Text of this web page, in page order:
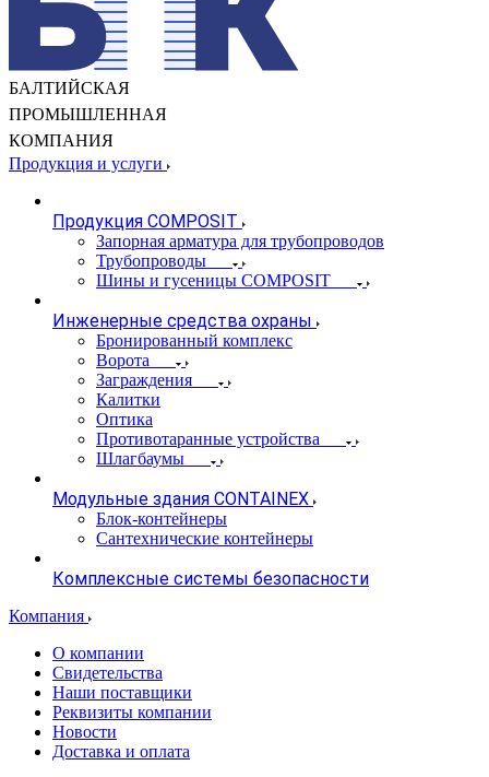
БАЛТИЙСКАЯ
ПРОМЫШЛЕННАЯ
КОМПАНИЯ
Продукция и услуги
Продукция COMPOSIT
Запорная арматура для трубопроводов
Трубопроводы
Шины и гусеницы COMPOSIT
Инженерные средства охраны
Бронированный комплекс
Ворота
Заграждения
Калитки
Оптика
Противотаранные устройства
Шлагбаумы
Модульные здания CONTAINEX
Блок-контейнеры
Сантехнические контейнеры
Комплексные системы безопасности
Компания
О компании
Свидетельства
Наши поставщики
Реквизиты компании
Новости
Доставка и оплата